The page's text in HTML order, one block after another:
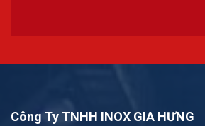
Công Ty TNHH INOX GIA HƯNG